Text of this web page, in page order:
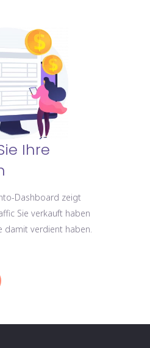
Ihre
Dashboard zeigt
Sie verkauft haben
damit verdient haben.